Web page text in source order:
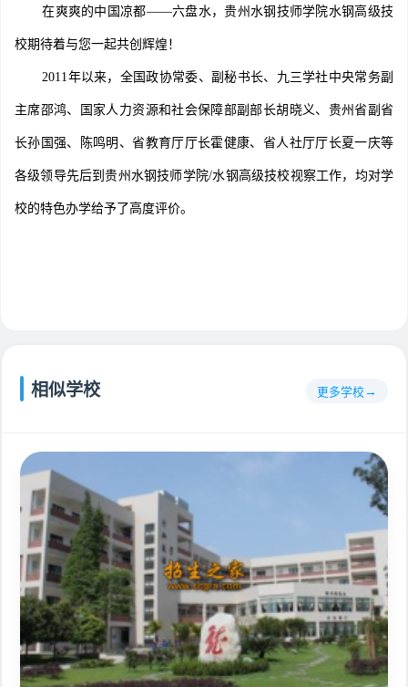
在爽爽的中国凉都——六盘水，贵州水钢技师学院水钢高级技
校期待着与您一起共创辉煌！
2011年以来，全国政协常委、副秘书长、九三学社中央常务副
主席邵鸿、国家人力资源和社会保障部副部长胡晓义、贵州省副省
长孙国强、陈鸣明、省教育厅厅长霍健康、省人社厅厅长夏一庆等
各级领导先后到贵州水钢技师学院/水钢高级技校视察工作，均对学
校的特色办学给予了高度评价。
相似学校 更多学校